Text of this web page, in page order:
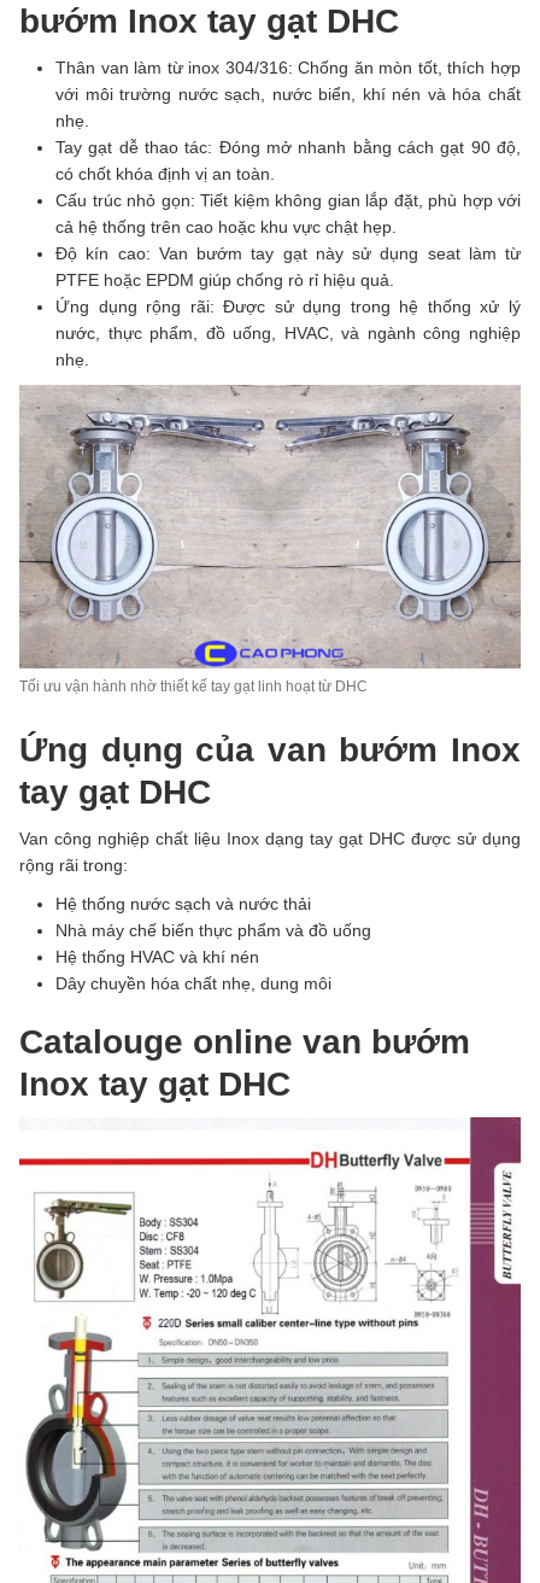
bướm Inox tay gạt DHC
Thân van làm từ inox 304/316: Chống ăn mòn tốt, thích hợp
với môi trường nước sạch, nước biển, khí nén và hóa chất
nhẹ.
Tay gạt dễ thao tác: Đóng mở nhanh bằng cách gạt 90 độ,
có chốt khóa định vị an toàn.
Cấu trúc nhỏ gọn: Tiết kiệm không gian lắp đặt, phù hợp với
cả hệ thống trên cao hoặc khu vực chật hẹp.
Độ kín cao: Van bướm tay gạt này sử dụng seat làm từ
PTFE hoặc EPDM giúp chống rò rỉ hiệu quả.
Ứng dụng rộng rãi: Được sử dụng trong hệ thống xử lý
nước, thực phẩm, đồ uống, HVAC, và ngành công nghiệp
nhẹ.
Tối ưu vận hành nhờ thiết kế tay gạt linh hoạt từ DHC
Ứng dụng của van bướm Inox
tay gạt DHC
Van công nghiệp chất liệu Inox dạng tay gạt DHC được sử dụng
rộng rãi trong:
Hệ thống nước sạch và nước thải
Nhà máy chế biến thực phẩm và đồ uống
Hệ thống HVAC và khí nén
Dây chuyền hóa chất nhẹ, dung môi
Catalouge online van bướm
Inox tay gạt DHC